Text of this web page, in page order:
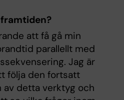
att få gå min
parallellt med
Jag är
följa den fortsatt
av detta verktyg och